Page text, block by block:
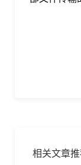
相关文章